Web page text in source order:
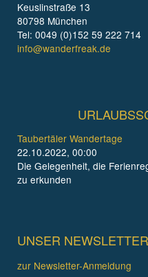
Keuslinstraße 13
80798 München
Tel: 0049 (0)152 59 222 714
info@wanderfreak.de
Taubertäler Wandertage
22.10.2022, 00:00
Die Gelegenheit, die
zu erkunden
UNSER NEWSLETTER
zur Newsletter-Anmeldung